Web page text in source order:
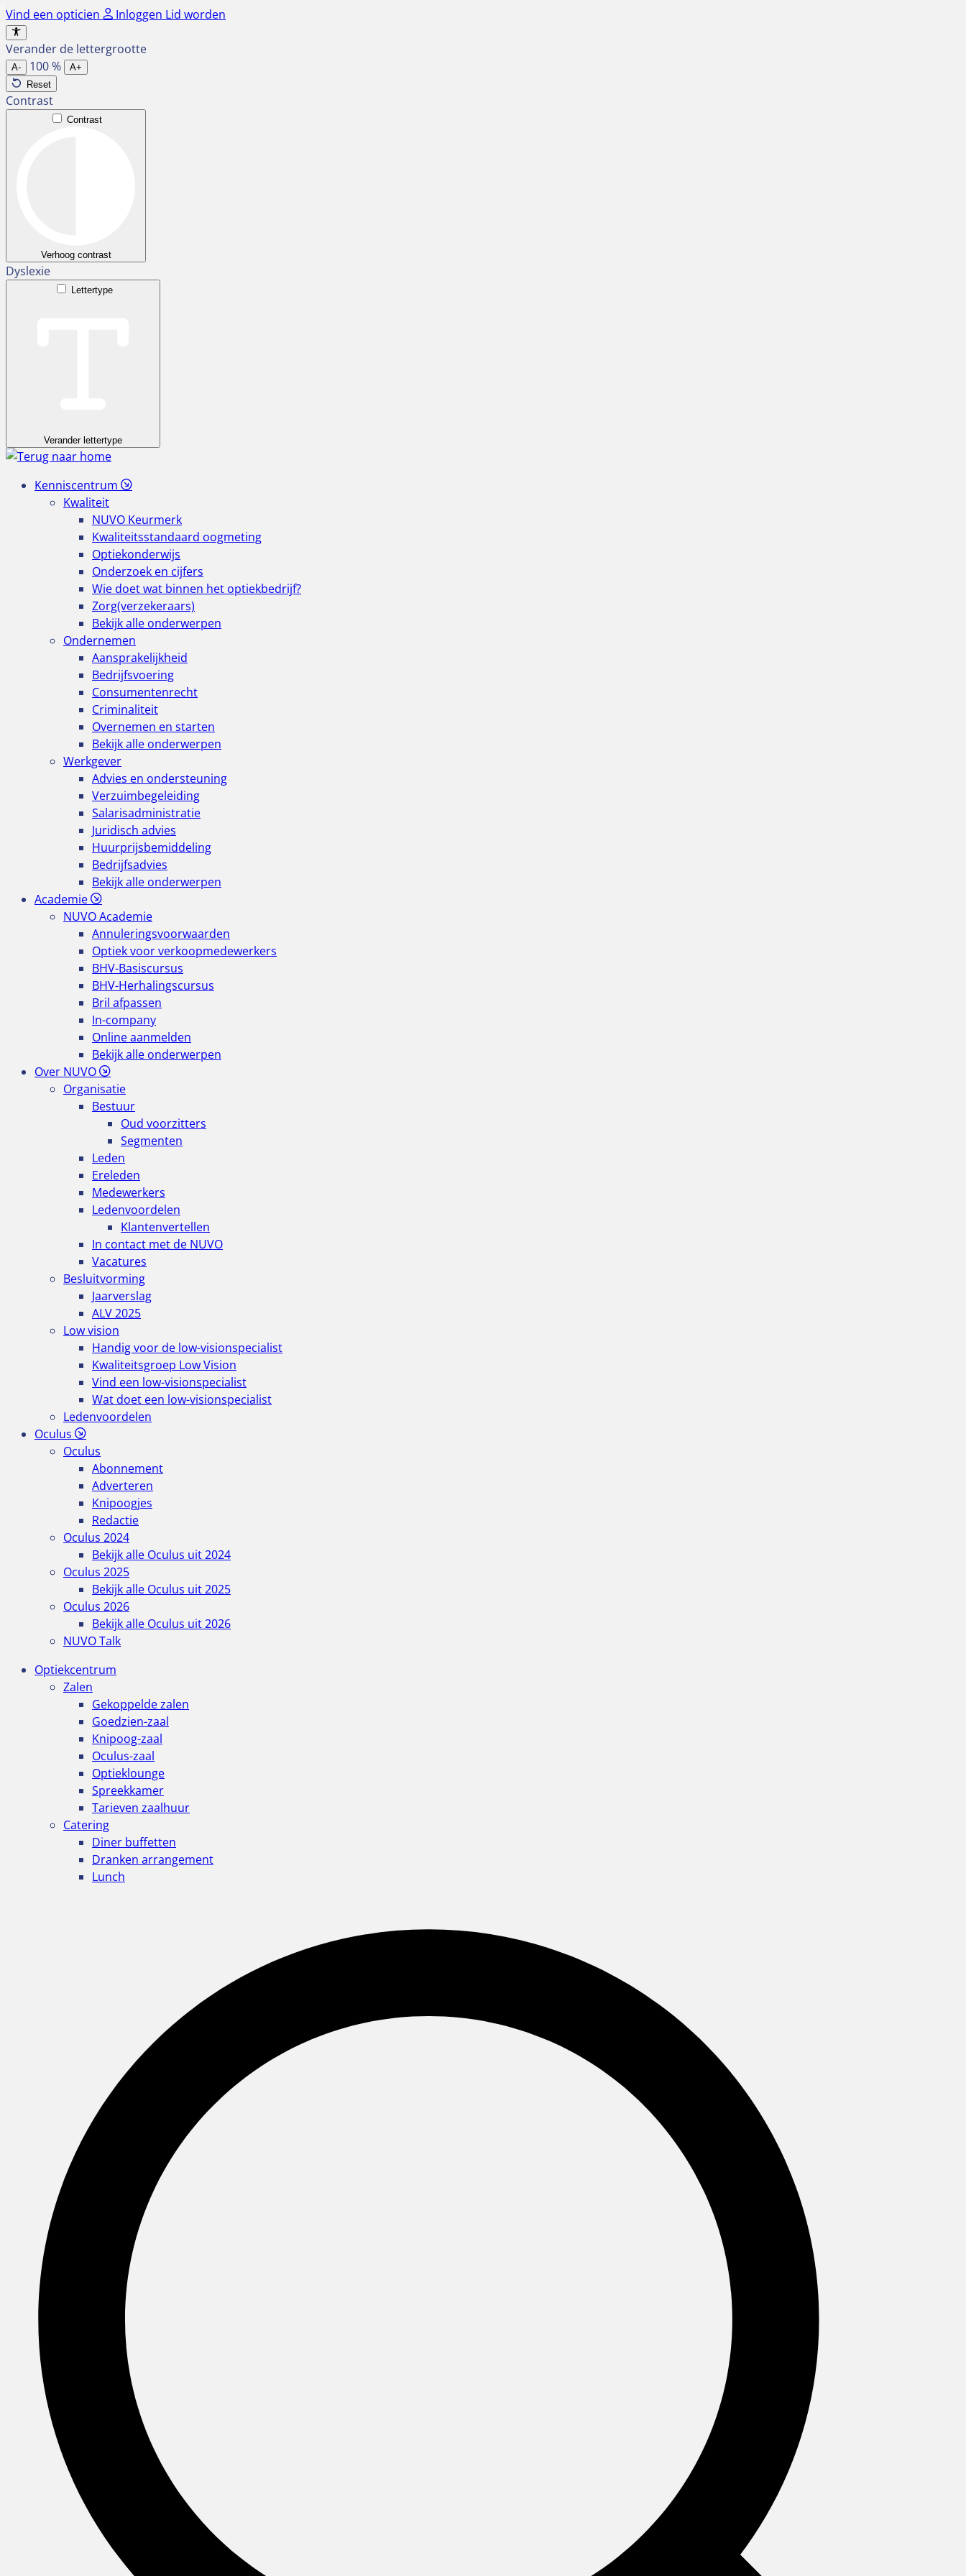
Ga
naar
de
inhoud
Vind een opticien Inloggen Lid worden
Verander de lettergrootte
A- 100%
A+
Reset
Contrast
Contrast
Verhoog contrast
Dyslexie
Lettertype
Verander lettertype
Kenniscentrum
Kwaliteit
NUVO Keurmerk
Kwaliteitsstandaard oogmeting
Optiekonderwijs
Onderzoek en cijfers
Wie doet wat binnen het optiekbedrijf?
Zorg(verzekeraars)
Bekijk alle onderwerpen
Ondernemen
Aansprakelijkheid
Bedrijfsvoering
Consumentenrecht
Criminaliteit
Overnemen en starten
Bekijk alle onderwerpen
Werkgever
Advies en ondersteuning
Verzuimbegeleiding
Salarisadministratie
Juridisch advies
Huurprijsbemiddeling
Bedrijfsadvies
Bekijk alle onderwerpen
Academie
NUVO Academie
Annuleringsvoorwaarden
Optiek voor verkoopmedewerkers
BHV-Basiscursus
BHV-Herhalingscursus
Bril afpassen
In-company
Online aanmelden
Bekijk alle onderwerpen
Over NUVO
Organisatie
Bestuur
Oud voorzitters
Segmenten
Leden
Ereleden
Medewerkers
Ledenvoordelen
Klantenvertellen
In contact met de NUVO
Vacatures
Besluitvorming
Jaarverslag
ALV 2025
Low vision
Handig voor de low-visionspecialist
Kwaliteitsgroep Low Vision
Vind een low-visionspecialist
Wat doet een low-visionspecialist
Ledenvoordelen
Oculus
Oculus
Abonnement
Adverteren
Knipoogjes
Redactie
Oculus 2024
Bekijk alle Oculus uit 2024
Oculus 2025
Bekijk alle Oculus uit 2025
Oculus 2026
Bekijk alle Oculus uit 2026
NUVO Talk
Optiekcentrum
Zalen
Gekoppelde zalen
Goedzien-zaal
Knipoog-zaal
Oculus-zaal
Optieklounge
Spreekkamer
Tarieven zaalhuur
Catering
Diner buffetten
Dranken arrangement
Lunch